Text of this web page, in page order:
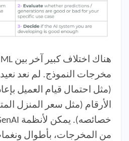
مخرجات النموذج. لم نعد نعيد
(مثل احتمال قيام العميل
الأرقام (مثل سعر المنزل
من المخرجات، بأطوال